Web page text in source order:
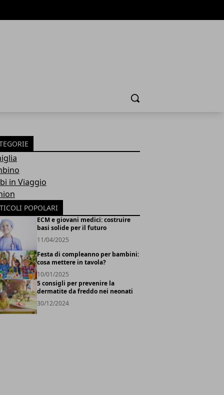
Cerca
in Viaggio
POPOLARI
ECM e giovani medici: costruire
basi solide per il futuro
11/04/2025
Festa di compleanno per bambini:
cosa mettere in tavola?
10/01/2025
5 consigli per prevenire la
dermatite da freddo nei neonati
30/12/2024